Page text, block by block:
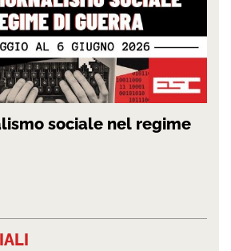
sociale nel regime